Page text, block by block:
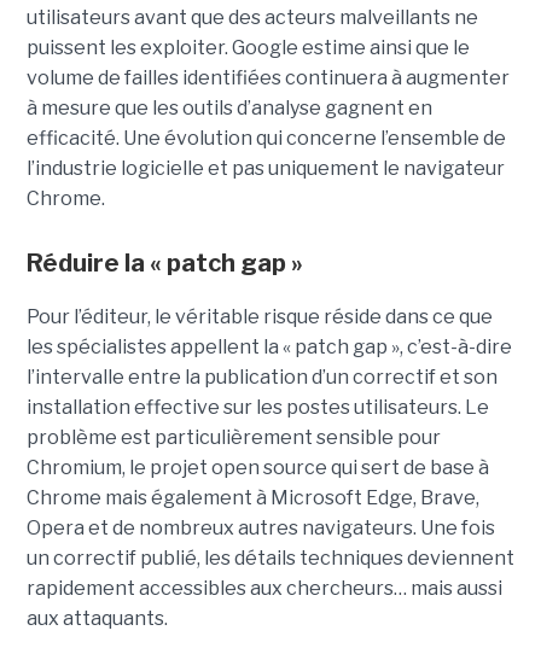
utilisateurs avant que des acteurs malveillants ne
puissent les exploiter. Google estime ainsi que le
volume de failles identifiées continuera à augmenter
à mesure que les outils d’analyse gagnent en
efficacité. Une évolution qui concerne l’ensemble de
l’industrie logicielle et pas uniquement le navigateur
Chrome.
Réduire la « patch gap »
Pour l’éditeur, le véritable risque réside dans ce que
les spécialistes appellent la « patch gap », c’est-à-dire
l’intervalle entre la publication d’un correctif et son
installation effective sur les postes utilisateurs. Le
problème est particulièrement sensible pour
Chromium, le projet open source qui sert de base à
Chrome mais également à Microsoft Edge, Brave,
Opera et de nombreux autres navigateurs. Une fois
un correctif publié, les détails techniques deviennent
rapidement accessibles aux chercheurs… mais aussi
aux attaquants.